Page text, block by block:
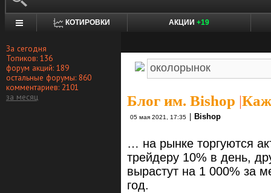
КОТИРОВКИ АКЦИИ +19
За сегодня
Топиков: 136
форум акций: 189
остальные форумы: 860
комментариев: 2101
за месяц
Блог им. Bishop |
05 мая 2021, 17:35 Bishop
… на рынке торгуются
трейдеру 10% в день,
вырастут на 1 000% за
год.